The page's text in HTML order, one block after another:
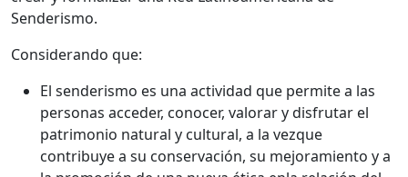
Senderismo.
Considerando que:
El senderismo es una actividad que permite a las
personas acceder, conocer, valorar y disfrutar el
patrimonio natural y cultural, a la vezque
contribuye a su conservación, su mejoramiento y a